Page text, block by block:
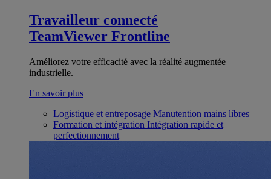
Travailleur connecté
TeamViewer Frontline
Améliorez votre efficacité avec la réalité augmentée
industrielle.
En savoir plus
Logistique et entreposage Manutention mains libres
Formation et intégration Intégration rapide et
perfectionnement